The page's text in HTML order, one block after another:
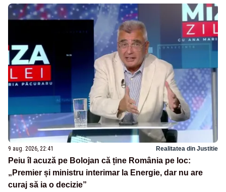
9 aug. 2026, 22:41 Realitatea din Justitie
Peiu îl acuză pe Bolojan că ține România pe loc:
„Premier și ministru interimar la Energie, dar nu are
curaj să ia o decizie”